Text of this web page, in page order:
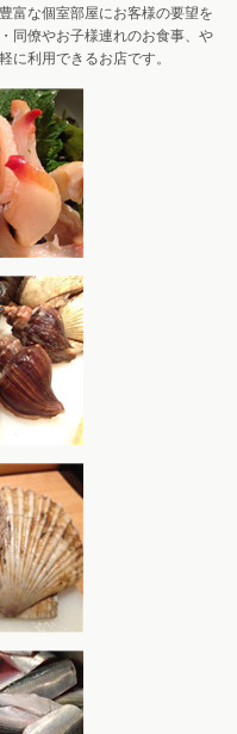
富な個室部屋にお客様の要望を
同僚やお子様連れのお食事、や
に利用できるお店です。